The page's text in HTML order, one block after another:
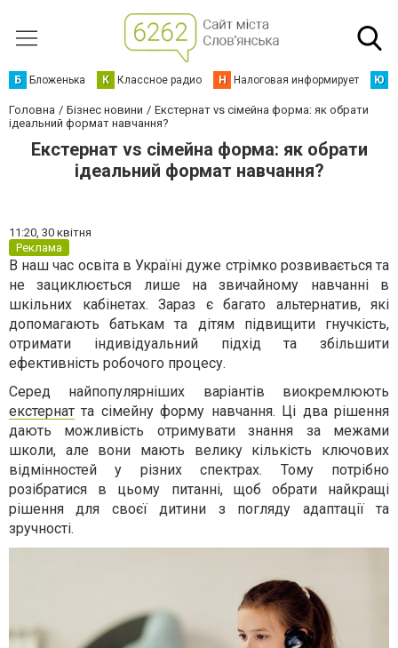
Б Бложенька К Классное радио Н Налоговая информирует Ю
Головна Бізнес новини
Екстернат vs сімейна форма: як обрати
ідеальний формат навчання?
Екстернат vs сімейна форма: як обрати
ідеальний формат навчання?
11:20, 30 квітня
Реклама
В наш час освіта в Україні дуже стрімко розвивається та
не зациклюється лише на звичайному навчанні в
шкільних кабінетах. Зараз є багато альтернатив, які
допомагають батькам та дітям підвищити гнучкість,
отримати індивідуальний підхід та збільшити
ефективність робочого процесу.
Серед найпопулярніших варіантів виокремлюють
екстернат та сімейну форму навчання. Ці два рішення
дають можливість отримувати знання за межами
школи, але вони мають велику кількість ключових
відмінностей у різних спектрах. Тому потрібно
розібратися в цьому питанні, щоб обрати найкращі
рішення для своєї дитини з погляду адаптації та
зручності.